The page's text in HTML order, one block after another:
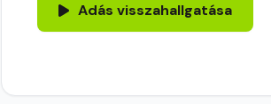
Adás visszahallgatása